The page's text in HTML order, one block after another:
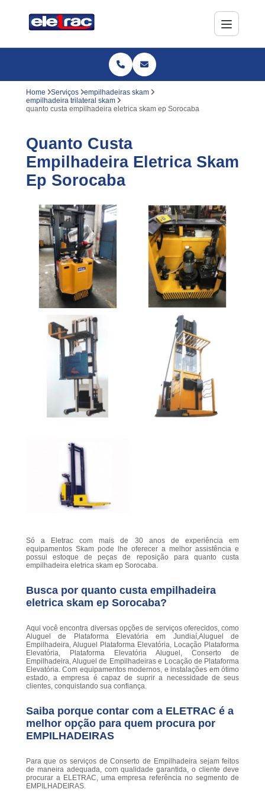
Home Serviços
empilhadeiras skam
empilhadeira trilateral skam
quanto custa empilhadeira eletrica skam ep Sorocaba
Quanto Custa
Empilhadeira Eletrica Skam
Ep Sorocaba
Só a Eletrac com mais de 30 anos de experiência em
equipamentos Skam pode lhe oferecer a melhor assistência e
possui estoque de peças de reposição para quanto custa
empilhadeira eletrica skam ep Sorocaba.
Busca por quanto custa empilhadeira
eletrica skam ep Sorocaba?
Aqui você encontra diversas opções de serviços oferecidos, como
Aluguel de Plataforma Elevatória em Jundiaí,Aluguel de
Empilhadeira, Aluguel Plataforma Elevatória, Locação Plataforma
Elevatória, Plataforma Elevatória Aluguel, Conserto de
Empilhadeira, Aluguel de Empilhadeiras e Locação de Plataforma
Elevatória. Com equipamentos modernos, e instalações em ótimo
estado, a empresa é capaz de suprir a necessidade de seus
clientes, conquistando sua confiança.
Saiba porque contar com a ELETRAC é a
melhor opção para quem procura por
EMPILHADEIRAS
Para que os serviços de Conserto de Empilhadeira sejam feitos
de maneira adequada, com qualidade garantida, o cliente deve
procurar a ELETRAC, uma empresa referência no segmento de
EMPILHADEIRAS.